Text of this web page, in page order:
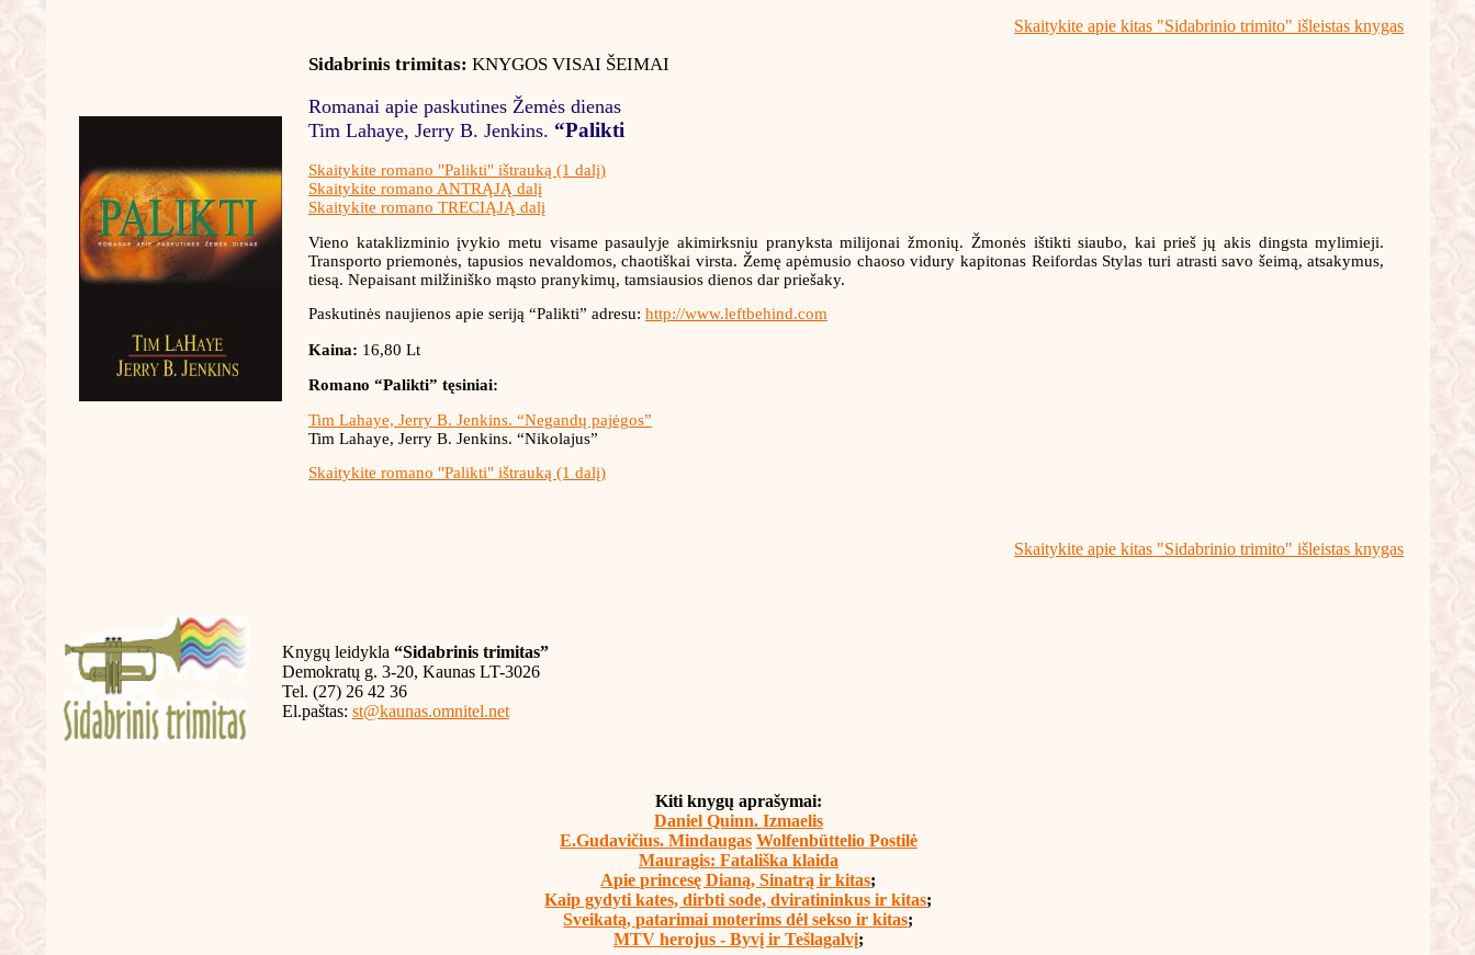
Skaitykite apie kitas "Sidabrinio trimito" išleistas knygas
Sidabrinis trimitas: KNYGOS VISAI ŠEIMAI
Romanai apie paskutines Žemės dienas
Tim Lahaye, Jerry B. Jenkins. “Palikti
Skaitykite romano "Palikti" ištrauką (1 dalį)
Skaitykite romano ANTRĄJĄ dalį
Skaitykite romano TRECIĄJĄ dalį
Vieno kataklizminio įvykio metu visame pasaulyje akimirksniu pranyksta milijonai žmonių. Žmonės ištikti siaubo, kai prieš jų akis dingsta mylimieji.
Transporto priemonės, tapusios nevaldomos, chaotiškai virsta. Žemę apėmusio chaoso vidury kapitonas Reifordas Stylas turi atrasti savo šeimą, atsakymus,
tiesą. Nepaisant milžiniško mąsto pranykimų, tamsiausios dienos dar priešaky.
Paskutinės naujienos apie seriją “Palikti” adresu: http://www.leftbehind.com
Kaina: 16,80 Lt
Romano “Palikti” tęsiniai:
Tim Lahaye, Jerry B. Jenkins. “Negandų pajėgos”
Tim Lahaye, Jerry B. Jenkins. “Nikolajus”
Skaitykite romano "Palikti" ištrauką (1 dalį)
Skaitykite apie kitas "Sidabrinio trimito" išleistas knygas
Knygų leidykla “Sidabrinis trimitas”
Demokratų g. 3-20, Kaunas LT-3026
Tel. (27) 26 42 36
El.paštas: st@kaunas.omnitel.net
Kiti knygų aprašymai:
Daniel Quinn. Izmaelis
E.Gudavičius. Mindaugas Wolfenbüttelio Postilė
Mauragis: Fatališka klaida
Apie princesę Dianą, Sinatrą ir kitas;
Kaip gydyti kates, dirbti sode, dviratininkus ir kitas;
Sveikatą, patarimai moterims dėl sekso ir kitas;
MTV herojus - Byvį ir Tešlagalvį;